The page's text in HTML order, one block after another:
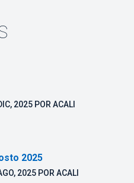
2025 POR ACALI
2025
2025 POR ACALI